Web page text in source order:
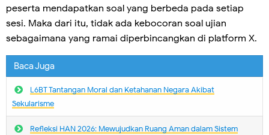
peserta mendapatkan soal yang berbeda pada setiap
sesi. Maka dari itu, tidak ada kebocoran soal ujian
sebagaimana yang ramai diperbincangkan di platform X.
Baca Juga
L6BT Tantangan Moral dan Ketahanan Negara Akibat
Sekularisme
Refleksi HAN 2026: Mewujudkan Ruang Aman dalam Sistem